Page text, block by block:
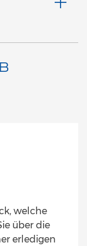
welche
über die
erledigen